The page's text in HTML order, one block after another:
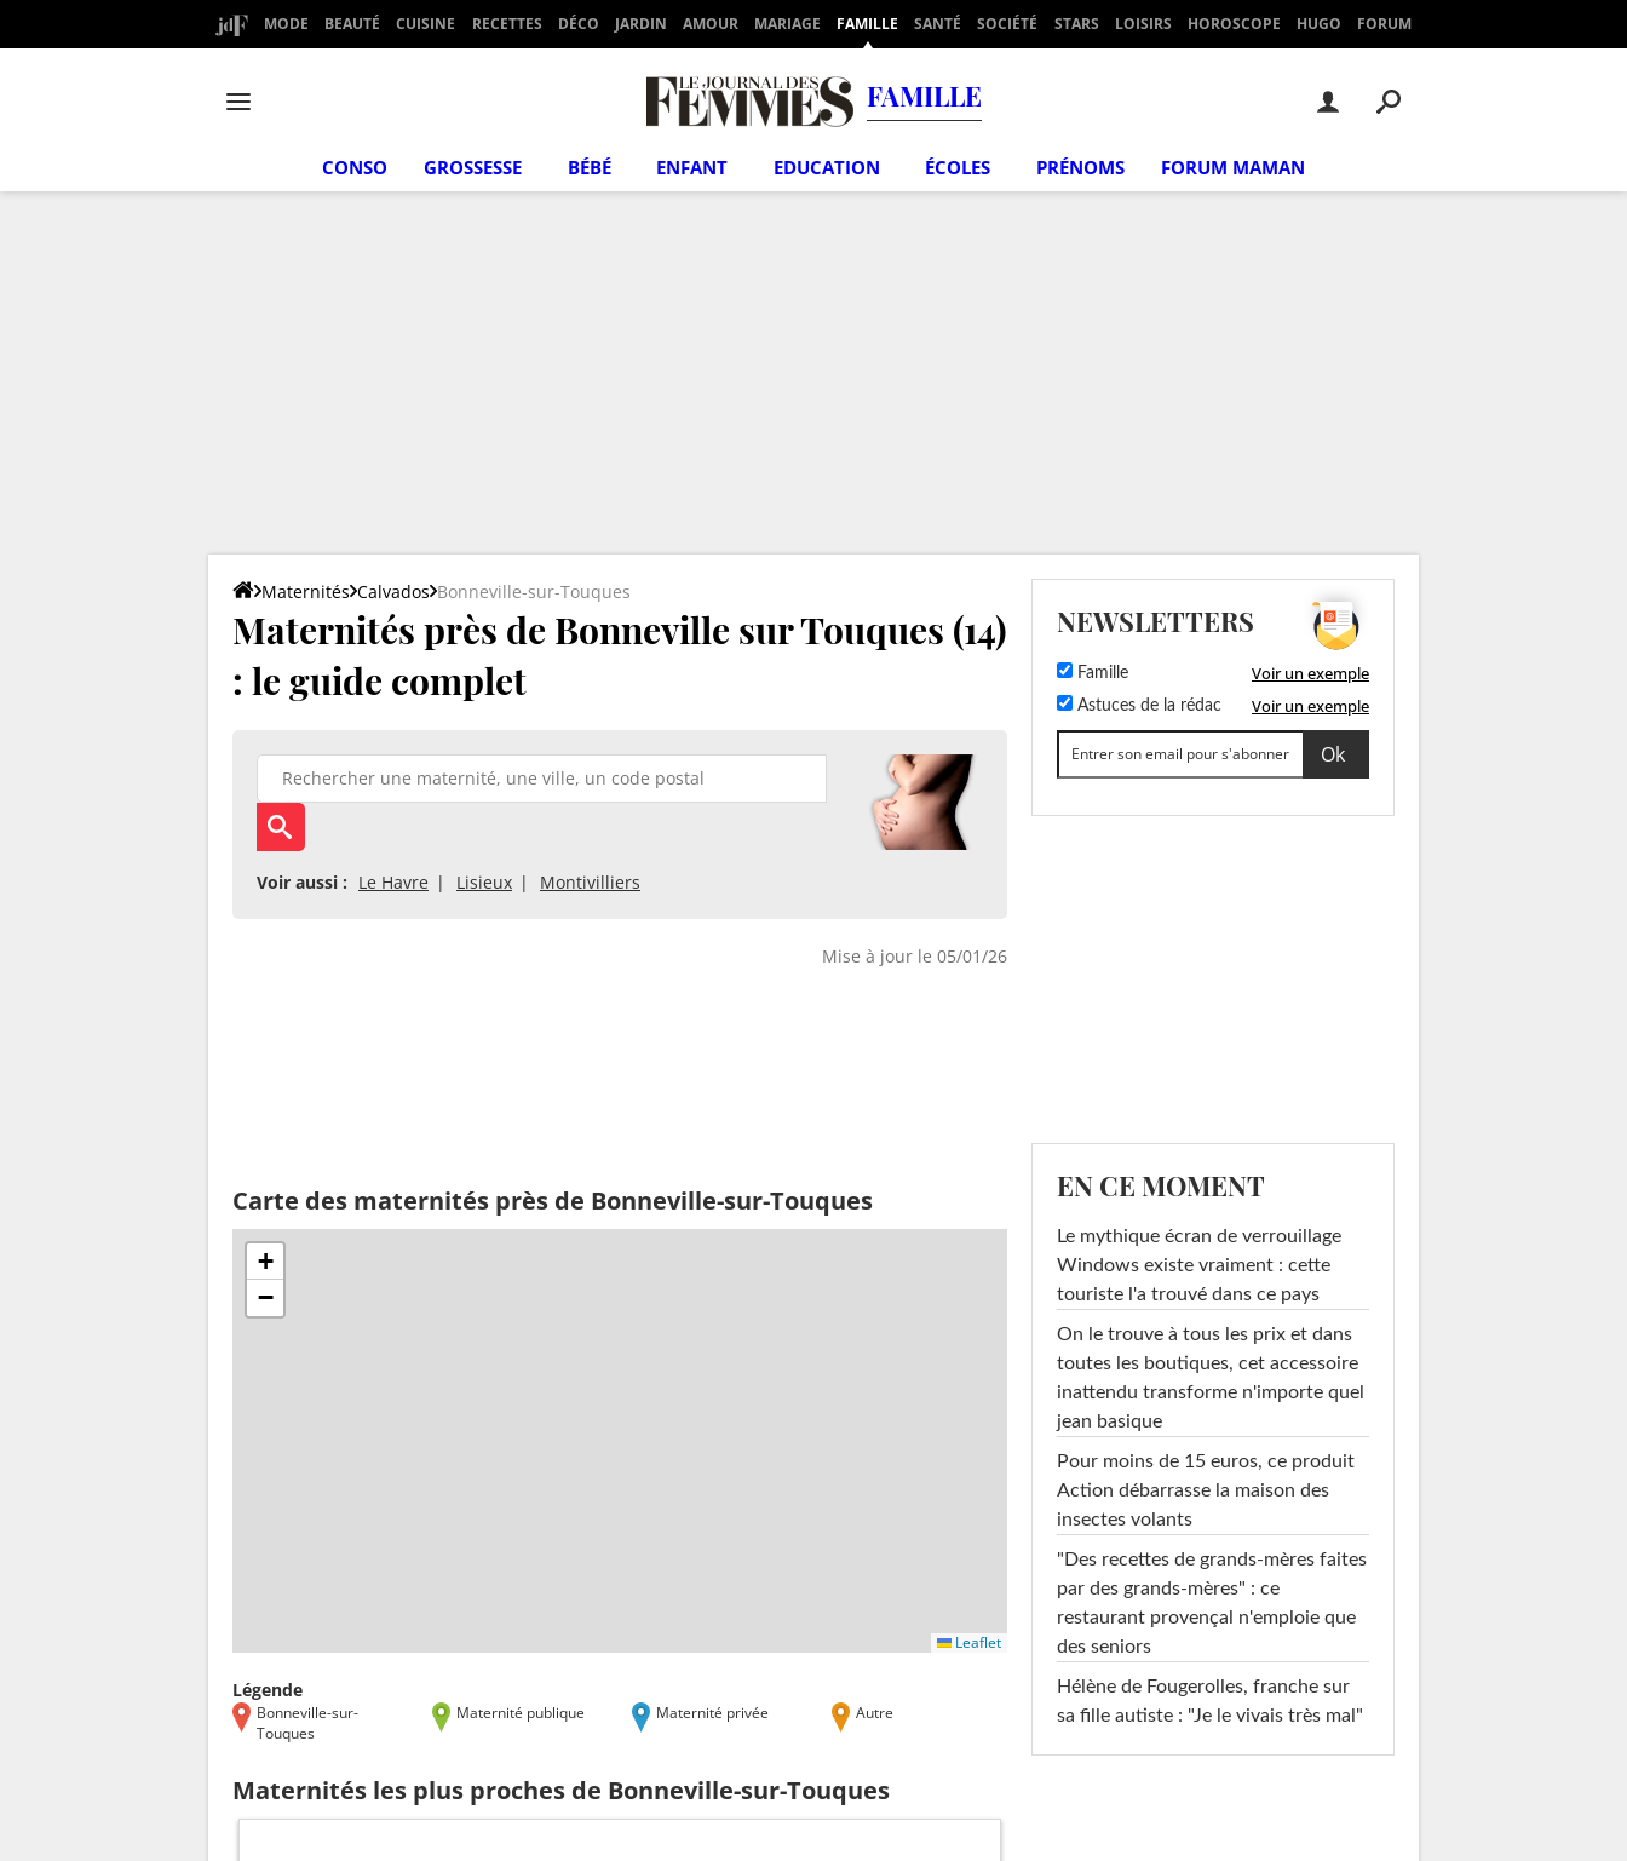
MODE BEAUTÉ CUISINE RECETTES DÉCO JARDIN AMOUR MARIAGE FAMILLE SANTÉ SOCIÉTÉ STARS LOISIRS HOROSCOPE HUGO FORUM
FAMILLE
CONSO GROSSESSE BÉBÉ ENFANT EDUCATION ÉCOLES PRÉNOMS FORUM MAMAN
Maternités Calvados Bonneville-sur-Touques
Maternités près de Bonneville sur Touques (14)
: le guide complet
Voir aussi : Le Havre Lisieux Montivilliers
Mise à jour le 05/01/26
Carte des maternités près de Bonneville-sur-Touques
+
−
Leaflet
Légende
Bonneville-sur-
Touques
Maternité publique Maternité privée Autre
Maternités les plus proches de Bonneville-sur-Touques
NEWSLETTERS
Famille Voir un exemple
Astuces de la rédac Voir un exemple
EN CE MOMENT
Le mythique écran de verrouillage
Windows existe vraiment : cette
touriste l'a trouvé dans ce pays
On le trouve à tous les prix et dans
toutes les boutiques, cet accessoire
inattendu transforme n'importe quel
jean basique
Pour moins de 15 euros, ce produit
Action débarrasse la maison des
insectes volants
"Des recettes de grands-mères faites
par des grands-mères" : ce
restaurant provençal n'emploie que
des seniors
Hélène de Fougerolles, franche sur
sa fille autiste : "Je le vivais très mal"